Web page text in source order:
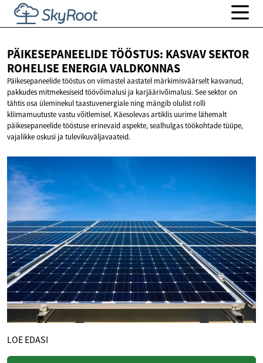
PÄIKESEPANEELIDE TÖÖSTUS: KASVAV SEKTOR
ROHELISE ENERGIA VALDKONNAS
Päikesepaneelide tööstus on viimastel aastatel märkimisväärselt kasvanud,
pakkudes mitmekesiseid töövõimalusi ja karjäärivõimalusi. See sektor on
tähtis osa üleminekul taastuvenergiale ning mängib olulist rolli
kliimamuutuste vastu võitlemisel. Käesolevas artiklis uurime lähemalt
päikesepaneelide tööstuse erinevaid aspekte, sealhulgas töökohtade tüüpe,
vajalikke oskusi ja tulevikuväljavaateid.
LOE EDASI